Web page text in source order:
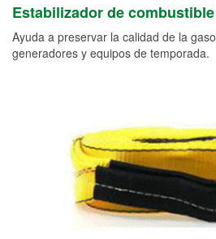
Estabilizador de combustible
Ayuda a preservar la calidad de la
generadores y equipos de temporada.